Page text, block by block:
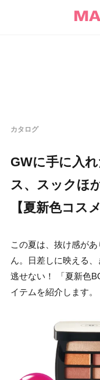
カタログ
GWに手に入
ス、スックほ
【夏新色コス
この夏は、抜け感が
ん。日差しに映える
逃せない！ 「夏新色
イテムを紹介します。